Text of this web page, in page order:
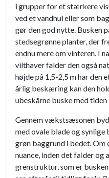
i grupper for et stærkere
ved et vandhul eller som
gør den god nytte. Busken
stedsegrønne planter, der
endnu mere om vinteren. I
vilthaver falder den også
højde på 1,5-2,5 m har den
årlig beskæring kan den
ubeskårne buske med
Gennem vækstsæsonen
med ovale blade og synlige
grøn baggrund i bedet.
nuance, inden det falder og
grenstruktur, som er